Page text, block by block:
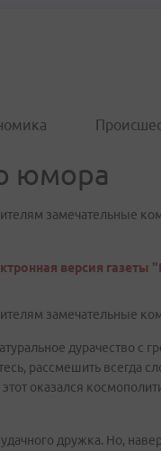
юмора
замечательные
версия газеты
замечательные
дурачество с
рассмешить всегда
оказался
дружка. Но,